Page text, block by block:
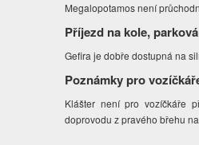
Megalopotamos není
Příjezd na kole,
Gefira je dobře dostupná na
Poznámky pro
Klášter není pro vozíčkáře
doprovodu z pravého břehu